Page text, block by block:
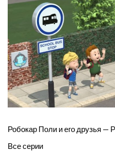
Робокар Поли и его друзья —
Все серии